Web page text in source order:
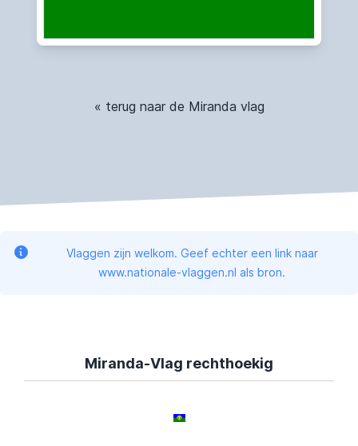
« terug naar de Miranda vlag
Vlaggen zijn welkom. Geef echter een link naar
www.nationale-vlaggen.nl als bron.
Miranda-Vlag rechthoekig